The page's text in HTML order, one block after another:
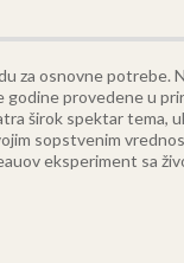
za osnovne potrebe.
godine provedene u
širok spektar tema,
sopstvenim
eksperiment sa